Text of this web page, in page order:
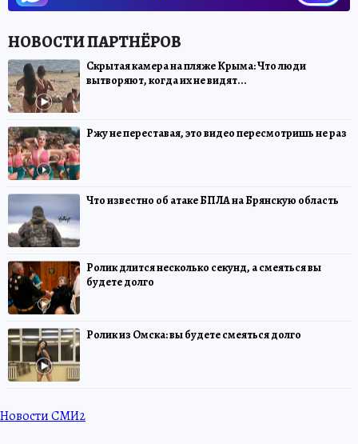
Скрытая камера на пляже Крыма: Что люди
вытворяют, когда их не видят...
Ржу не переставая, это видео пересмотришь не раз
Что известно об атаке БПЛА на Брянскую область
Ролик длится несколько секунд, а смеяться вы
будете долго
Ролик из Омска: вы будете смеяться долго
Новости СМИ2